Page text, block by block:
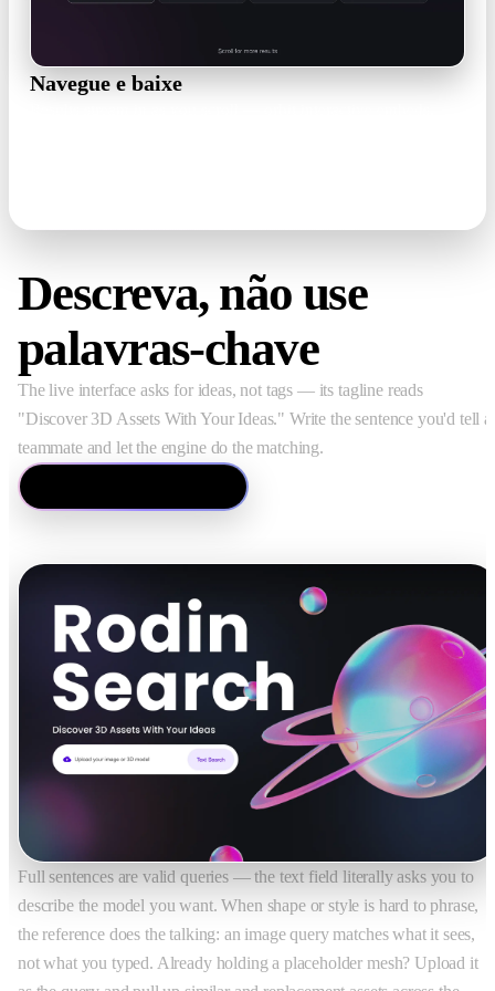
Navegue e baixe
Descreva, não use
palavras-chave
The live interface asks for ideas, not tags — its tagline reads
"Discover 3D Assets With Your Ideas." Write the sentence you'd tell a
teammate and let the engine do the matching.
Full sentences are valid queries — the text field literally asks you to
describe the model you want. When shape or style is hard to phrase,
the reference does the talking: an image query matches what it sees,
not what you typed. Already holding a placeholder mesh? Upload it